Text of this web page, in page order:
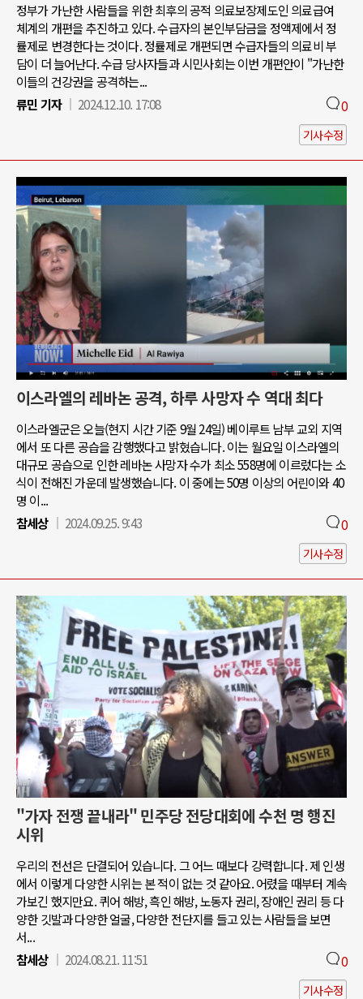
정부가 가난한 사람들을 위한 최후의 공적 의료보장제도인 의료급여
체계의 개편을 추진하고 있다. 수급자의 본인부담금을 정액제에서 정
률제로 변경한다는 것이다. 정률제로 개편되면 수급자들의 의료비 부
담이 더 늘어난다. 수급 당사자들과 시민사회는 이번 개편안이 "가난한
이들의 건강권을 공격하는...
류민 기자
2024.12.10. 17:08 0
기사수정
이스라엘의 레바논 공격, 하루 사망자 수 역대 최다
이스라엘군은 오늘(현지 시간 기준 9월 24일) 베이루트 남부 교외 지역
에서 또 다른 공습을 감행했다고 밝혔습니다. 이는 월요일 이스라엘의
대규모 공습으로 인한 레바논 사망자 수가 최소 558명에 이르렀다는 소
식이 전해진 가운데 발생했습니다. 이 중에는 50명 이상의 어린이와 40
명 이...
참세상
2024.09.25. 9:43 0
기사수정
"가자 전쟁 끝내라" 민주당 전당대회에 수천 명 행진
시위
우리의 전선은 단결되어 있습니다. 그 어느 때보다 강력합니다. 제 인생
에서 이렇게 다양한 시위는 본 적이 없는 것 같아요. 어렸을 때부터 계속
가보긴 했지만요. 퀴어 해방, 흑인 해방, 노동자 권리, 장애인 권리 등 다
양한 깃발과 다양한 얼굴, 다양한 전단지를 들고 있는 사람들을 보면
서...
참세상
2024.08.21. 11:51 0
기사수정